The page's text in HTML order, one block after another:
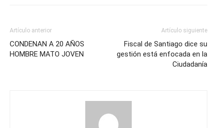
Artículo anterior
CONDENAN A 20 AÑOS
HOMBRE MATO JOVEN
Artículo siguiente
Fiscal de Santiago dice su
gestión está enfocada en la
Ciudadanía